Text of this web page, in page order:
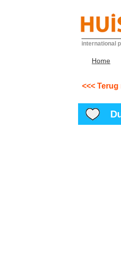
international
Home
<<<